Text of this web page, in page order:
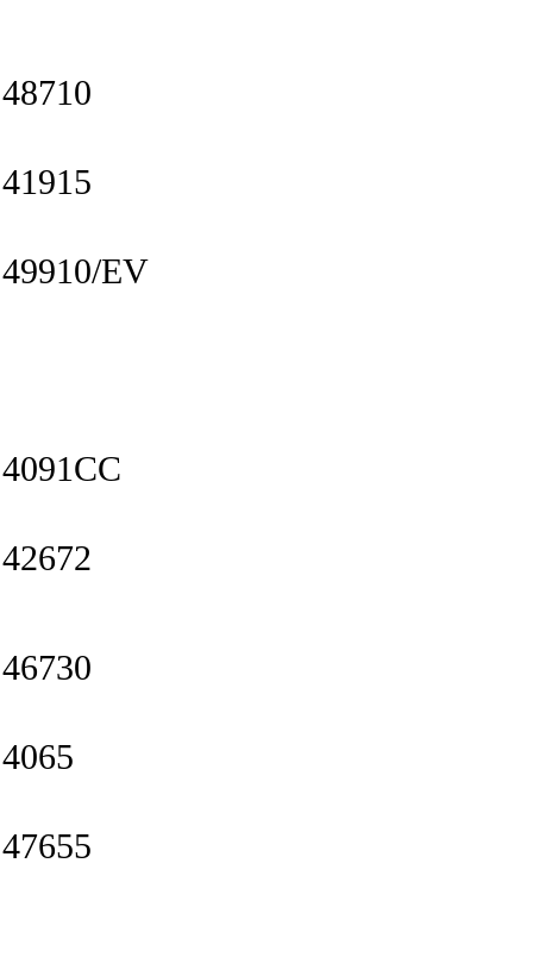
48710
41915
49910/EV
4091CC
42672
46730
4065
47655